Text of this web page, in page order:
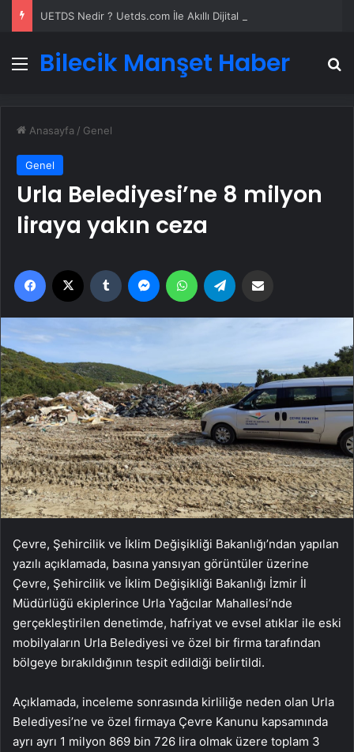
Menü
Bilecik Manşet Haber
Anasayfa / Genel
Genel
Urla Belediyesi’ne 8 milyon
liraya yakın ceza
Facebook Tumblr MessengerWhatsApp
Çevre, Şehircilik ve İklim Değişikliği Bakanlığı’ndan yapılan
yazılı açıklamada, basına yansıyan görüntüler üzerine
Çevre, Şehircilik ve İklim Değişikliği Bakanlığı İzmir İl
Müdürlüğü ekiplerince Urla Yağcılar Mahallesi’nde
gerçekleştirilen denetimde, hafriyat ve evsel atıklar ile eski
mobilyaların Urla Belediyesi ve özel bir firma tarafından
bölgeye bırakıldığının tespit edildiği belirtildi.
Açıklamada, inceleme sonrasında kirliliğe neden olan Urla
Belediyesi’ne ve özel firmaya Çevre Kanunu kapsamında
ayrı ayrı 1 milyon 869 bin 726 lira olmak üzere toplam 3